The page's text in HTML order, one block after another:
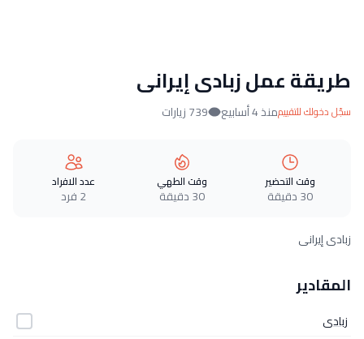
طريقة عمل زبادى إيرانى
سجّل دخولك للتقييممنذ 4 أسابيع 739 زيارات
وقت التحضير
30 دقيقة
وقت الطهي
30 دقيقة
عدد الافراد
2 فرد
زبادى إيرانى
المقادير
زبادى